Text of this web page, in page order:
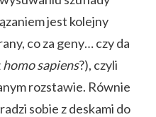
jest kolejny
co za geny… czy da
homo sapiens?), czyli
rozstawie. Równie
sobie z deskami do